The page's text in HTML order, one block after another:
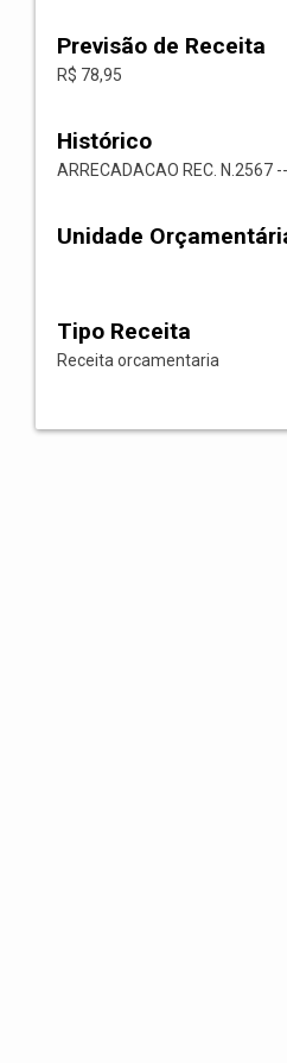
Previsão de Receita
R$ 78,95
Histórico
ARRECADACAO REC. N.2567
Unidade
Tipo Receita
Receita orcamentaria